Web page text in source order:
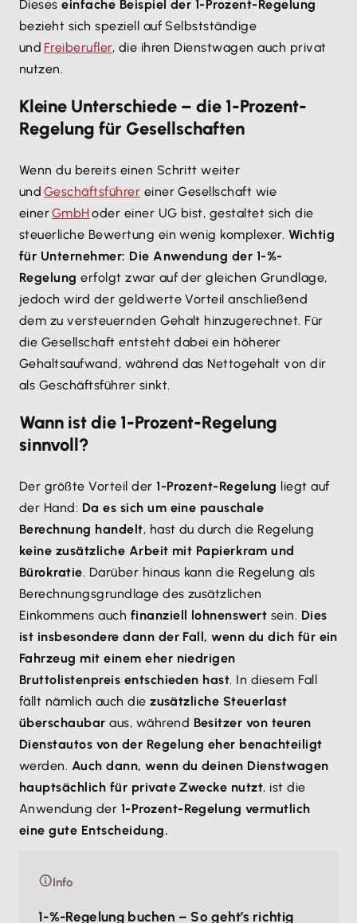
Dieseseinfache Beispiel der 1-Prozent-Regelung
bezieht sich speziell auf Selbstständige
und Freiberufler, die ihren Dienstwagen auch privat
nutzen.
Kleine Unterschiede – die 1-Prozent-
Regelung für Gesellschaften
Wenn du bereits einen Schritt weiter
und Geschäftsführer einer Gesellschaft wie
einerGmbHoder einer UG bist, gestaltet sich die
steuerliche Bewertung ein wenig komplexer. Wichtig
für Unternehmer: Die Anwendung der 1-%-
Regelung erfolgt zwar auf der gleichen Grundlage,
jedoch wird der geldwerte Vorteil anschließend
dem zu versteuernden Gehalt hinzugerechnet. Für
die Gesellschaft entsteht dabei ein höherer
Gehaltsaufwand, während das Nettogehalt von dir
als Geschäftsführer sinkt.
Wann ist die 1-Prozent-Regelung
sinnvoll?
Der größte Vorteil der1-Prozent-Regelung liegt auf
der Hand: Da es sich um eine pauschale
Berechnung handelt, hast du durch die Regelung
keine zusätzliche Arbeit mit Papierkram und
Bürokratie. Darüber hinaus kann die Regelung als
Berechnungsgrundlage des zusätzlichen
Einkommens auch finanziell lohnenswert sein. Dies
ist insbesondere dann der Fall, wenn du dich für ein
Fahrzeug mit einem eher niedrigen
Bruttolistenpreis entschieden hast. In diesem Fall
fällt nämlich auch diezusätzliche Steuerlast
überschaubar aus, während Besitzer von teuren
Dienstautos von der Regelung eher benachteiligt
werden. Auch dann, wenn du deinen Dienstwagen
hauptsächlich für private Zwecke nutzt, ist die
Anwendung der 1-Prozent-Regelung vermutlich
eine gute Entscheidung.
Info
1-%-Regelung buchen – So geht’s richtig